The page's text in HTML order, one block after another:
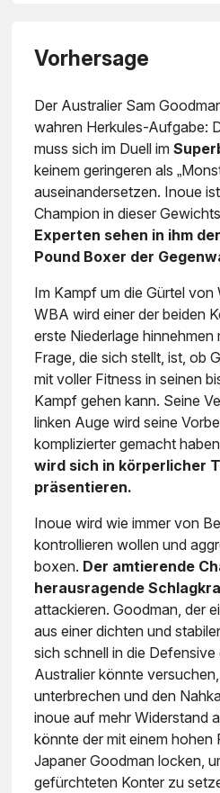
Vorhersage
Der Australier Sam
wahren Herkules-Aufgabe:
muss sich im Duell im
keinem geringeren als
auseinandersetzen. Inoue
Champion in dieser
Experten sehen in ihm
Pound Boxer der
Im Kampf um die Gürtel von
WBA wird einer der beiden
erste Niederlage hinnehmen
Frage, die sich stellt, ist, ob
mit voller Fitness in seinen
Kampf gehen kann. Seine
linken Auge wird seine
komplizierter gemacht
wird sich in körperlicher
präsentieren.
Inoue wird wie immer von
kontrollieren wollen und
boxen. Der amtierende
herausragende
attackieren. Goodman, der
aus einer dichten und
sich schnell in die
Australier könnte
unterbrechen und den
inoue auf mehr Widerstand
könnte der mit einem hohen
Japaner Goodman locken,
gefürchteten Konter zu